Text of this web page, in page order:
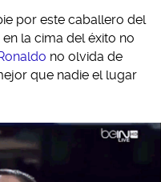
por este caballero del
la cima del éxito no
no olvida de
que nadie el lugar